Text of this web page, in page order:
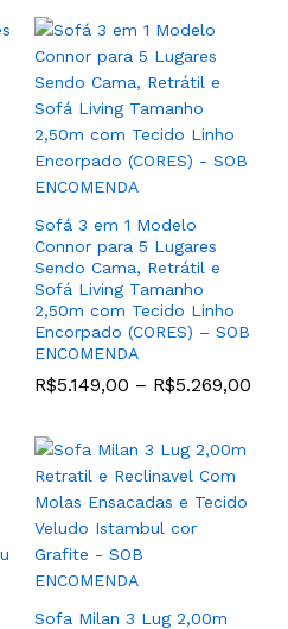
Sofá 3 em 1 Modelo
Connor para 5 Lugares
Sendo Cama, Retrátil e
Sofá Living Tamanho
2,50m com Tecido Linho
Encorpado (CORES) – SOB
ENCOMENDA
R$5.149,00 – R$5.269,00
Sofa Milan 3 Lug 2,00m
Poltrona para Sala Living
Parma Com Base de Aço
Carbono cor Preto Couro
100% Natural (CORES) –
SOB ENCOMENDA
R$5.399,00 –
R$5.799,00
Jogo de (2) Poltronas
Modelo California Fixo
para Sala de TV ou Sala
(CORES) – SOB
ENCOMENDA